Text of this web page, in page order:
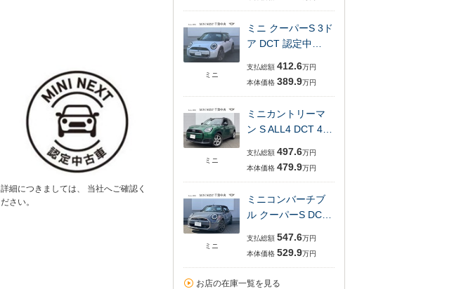
詳細につきましては、 当社へご確認く
ださい。
ミニ
ミニ クーパーS 3ド
ア DCT 認定中…
支払総額 412.6万円
本体価格 389.9万円
ミニ
ミニカントリーマ
ン S ALL4 DCT 4…
支払総額 497.6万円
本体価格 479.9万円
ミニ
ミニコンバーチブ
ル クーパーS DC…
支払総額 547.6万円
本体価格 529.9万円
お店の在庫一覧を見る